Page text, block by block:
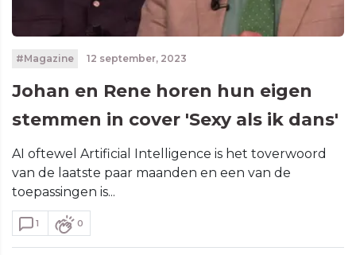
#Magazine 12 september, 2023
Johan en Rene horen hun eigen
stemmen in cover 'Sexy als ik dans'
AI oftewel Artificial Intelligence is het toverwoord
van de laatste paar maanden en een van de
toepassingen is...
1 0